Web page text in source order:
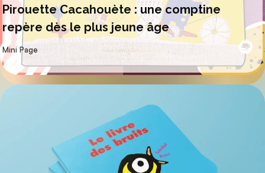
Pirouette Cacahouète : une comptine
repère dès le plus jeune âge
par
Mini Page